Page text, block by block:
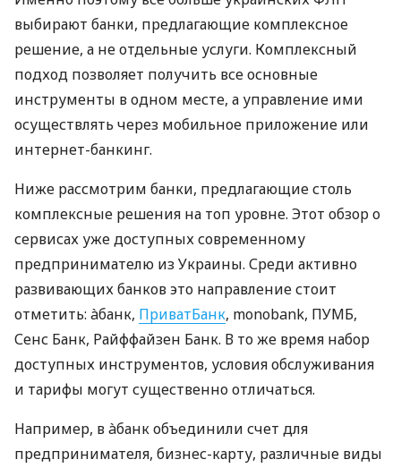
выбирают банки, предлагающие комплексное
решение, а не отдельные услуги. Комплексный
подход позволяет получить все основные
инструменты в одном месте, а управление ими
осуществлять через мобильное приложение или
интернет-банкинг.
Ниже рассмотрим банки, предлагающие столь
комплексные решения на топ уровне. Этот обзор о
сервисах уже доступных современному
предпринимателю из Украины. Среди активно
развивающих банков это направление стоит
отметить: àбанк, ПриватБанк, monobank, ПУМБ,
Сенс Банк, Райффайзен Банк. В то же время набор
доступных инструментов, условия обслуживания
и тарифы могут существенно отличаться.
Например, в àбанк объединили счет для
предпринимателя, бизнес-карту, различные виды